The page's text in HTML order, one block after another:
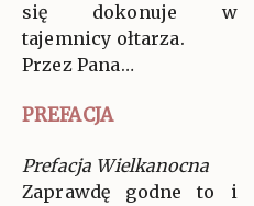
się dokonuje w
tajemnicy ołtarza.
Przez Pana…
PREFACJA
Prefacja Wielkanocna
Zaprawdę godne to i